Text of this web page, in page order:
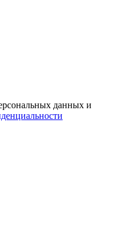
данных и